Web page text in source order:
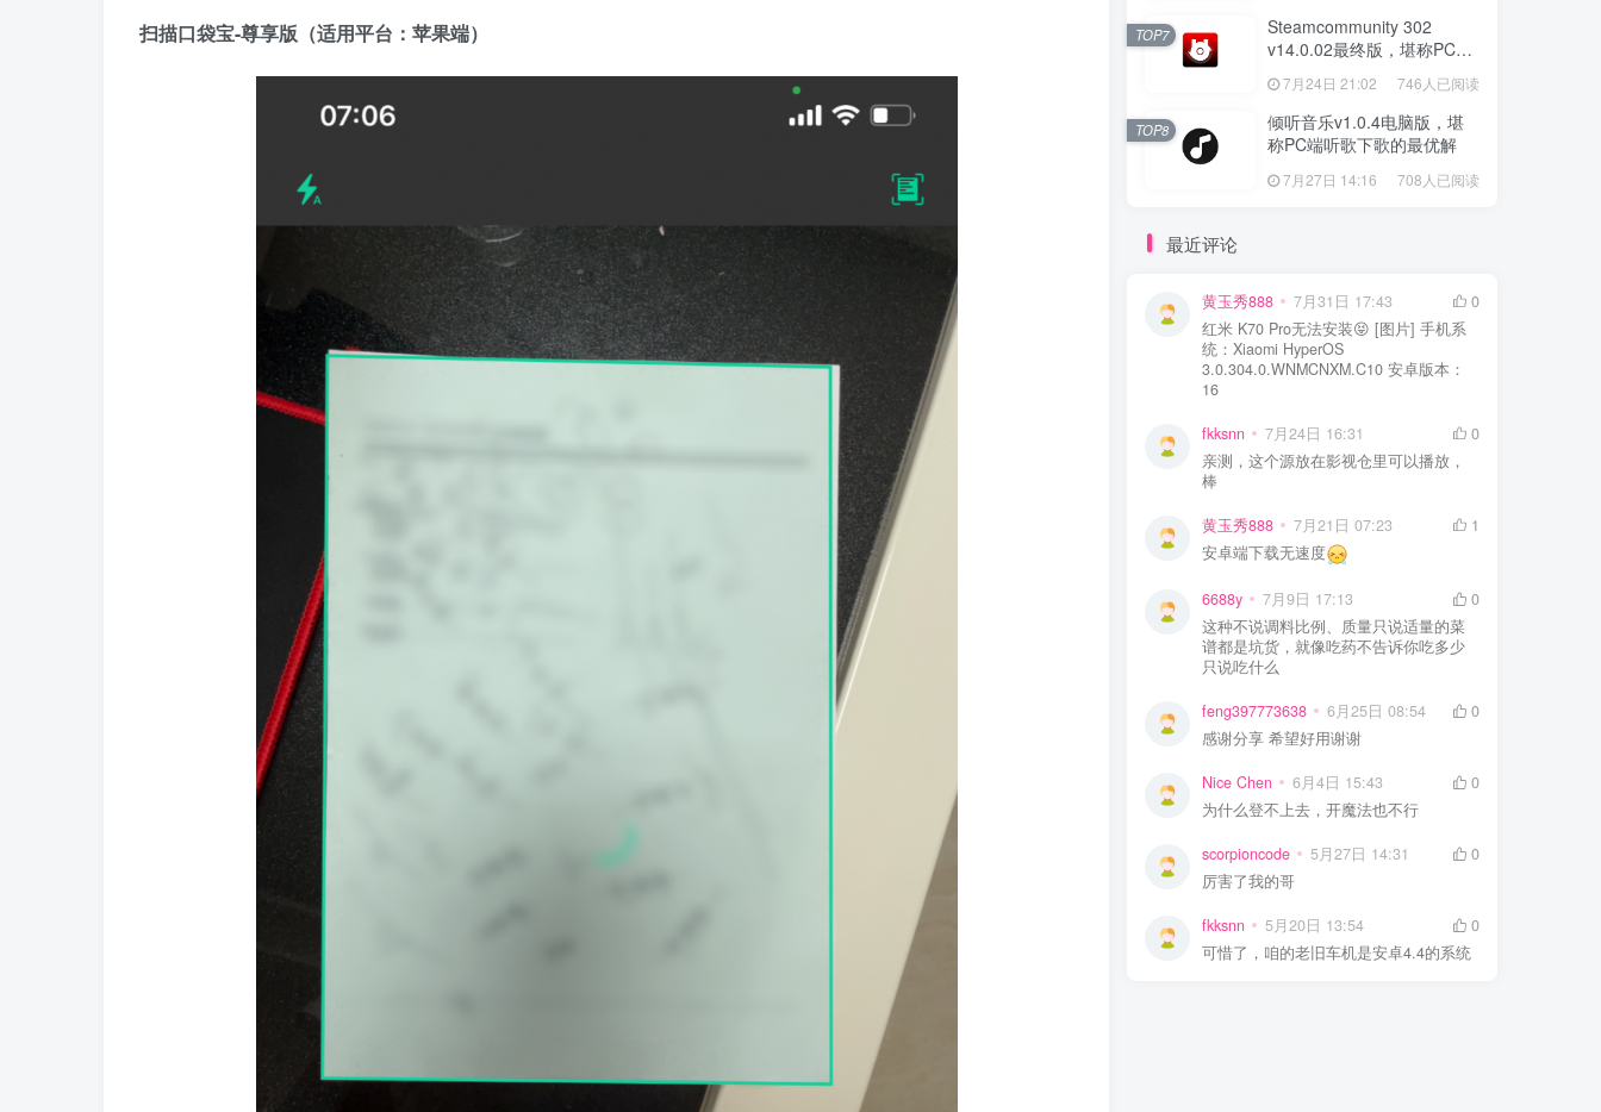
扫描口袋宝-尊享版（适用平台：苹果端）
Steamcommunity 302
v14.0.02最终版，堪称PC玩
家必备的网络工具箱
7月24日 21:02 746人已阅读
TOP7
倾听音乐v1.0.4电脑版，堪
称PC端听歌下歌的最优解
7月27日 14:16 708人已阅读
TOP8
最近评论
黄玉秀888 7月31日 17:43
0
红米 K70 Pro无法安装😝 [图片] 手机系
统：Xiaomi HyperOS
3.0.304.0.WNMCNXM.C10 安卓版本：
16
fkksnn 7月24日 16:31
0
亲测，这个源放在影视仓里可以播放，
棒
黄玉秀888 7月21日 07:23
1
安卓端下载无速度
6688y 7月9日 17:13
0
这种不说调料比例、质量只说适量的菜
谱都是坑货，就像吃药不告诉你吃多少
只说吃什么
feng397773638 6月25日 08:54
0
感谢分享 希望好用谢谢
Nice Chen 6月4日 15:43
0
为什么登不上去，开魔法也不行
scorpioncode 5月27日 14:31
0
厉害了我的哥
fkksnn 5月20日 13:54
0
可惜了，咱的老旧车机是安卓4.4的系统